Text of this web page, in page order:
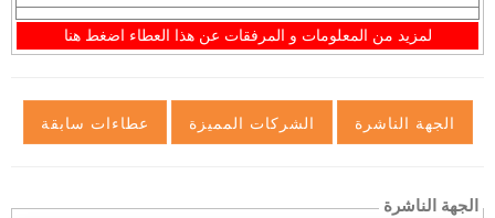
لمزيد من المعلومات و المرفقات عن هذا العطاء اضغط هنا
الجهة الناشرة